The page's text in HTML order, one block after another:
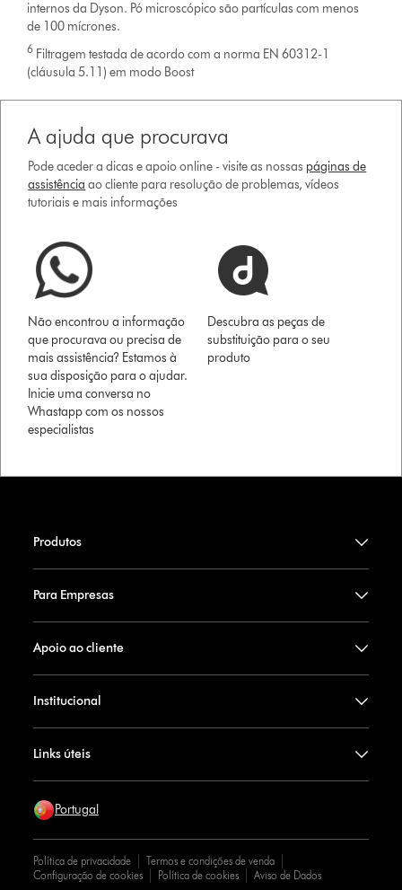
internos da Dyson. Pó microscópico são partículas com menos
de 100 mícrones.
6 Filtragem testada de acordo com a norma EN 60312-1
(cláusula 5.11) em modo Boost
A ajuda que procurava
Pode aceder a dicas e apoio online - visite as nossas páginas de
assistência ao cliente para resolução de problemas, vídeos
tutoriais e mais informações
Não encontrou a informação
que procurava ou precisa de
mais assistência? Estamos à
sua disposição para o ajudar.
Inicie uma conversa no
Whastapp com os nossos
especialistas
Descubra as peças de
substituição para o seu
produto
Produtos
Para Empresas
Apoio ao cliente
Institucional
Links úteis
Portugal
Política de privacidade
Termos e condições de venda
Configuração de cookies
Política de cookies Aviso de Dados